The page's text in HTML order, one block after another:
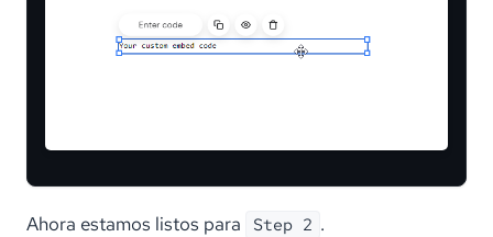
Ahora estamos listos para Step 2 .